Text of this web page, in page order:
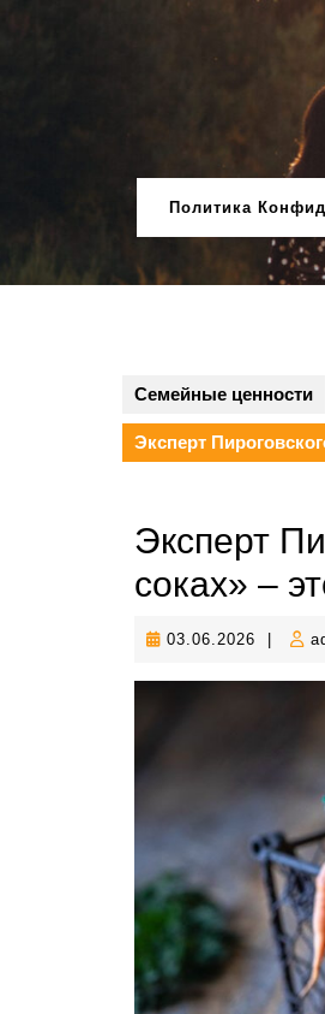
Политика
Семейные ценности
Эксперт
Эксперт
соках» –
03.06.2026